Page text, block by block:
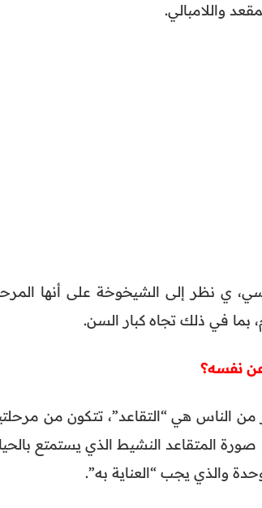
واللامبالي.
ي نظر إلى الشيخوخة على أنها
بما في ذلك تجاه كبار السن.
من الناس هي “التقاعد”، تتكون من
المتقاعد النشيط الذي يستمتع
والذي يجب “العناية به”.